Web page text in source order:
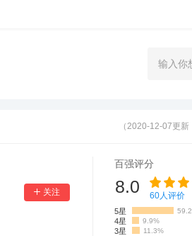
（2020-12-07更新
百强评分
8.0 60人评价
5星
4星 9.9%
3星 11.3%